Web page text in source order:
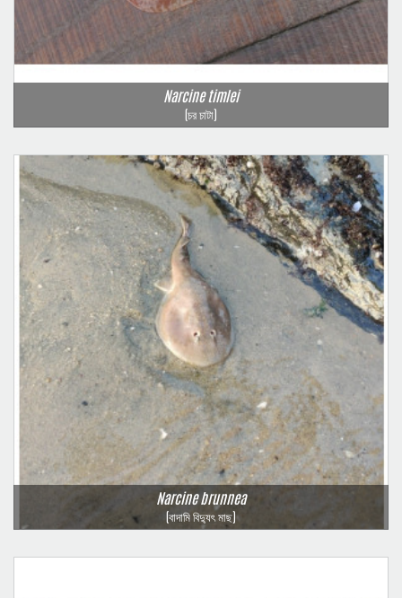
Narcine timlei
(চর চাটা)
Narcine brunnea
(বাদামি বিদ্যুৎ মাছ)